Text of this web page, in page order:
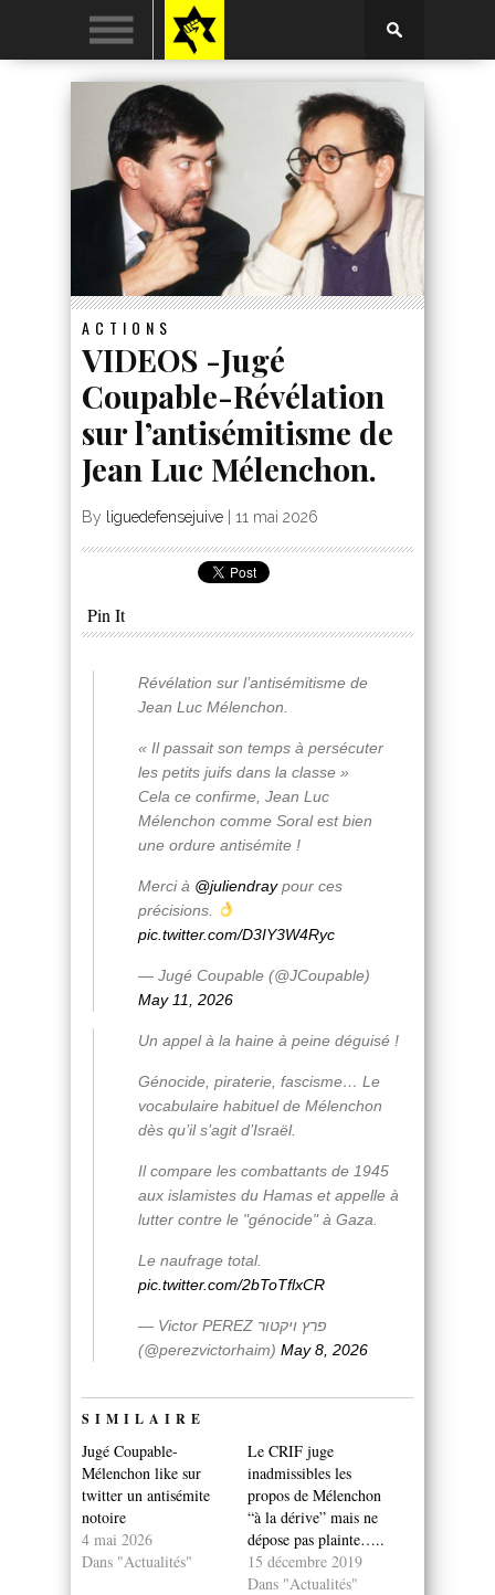
ACTIONS
VIDEOS -Jugé
Coupable-Révélation
sur l’antisémitisme de
Jean Luc Mélenchon.
By liguedefensejuive 11 mai 2026
Pin It
Révélation sur l’antisémitisme de
Jean Luc Mélenchon.
« Il passait son temps à persécuter
les petits juifs dans la classe »
Cela ce confirme, Jean Luc
Mélenchon comme Soral est bien
une ordure antisémite !
Merci à @juliendraypour ces
précisions.
pic.twitter.com/D3IY3W4Ryc
— Jugé Coupable (@JCoupable)
May 11, 2026
Un appel à la haine à peine déguisé !
Génocide, piraterie, fascisme… Le
vocabulaire habituel de Mélenchon
dès qu’il s’agit d’Israël.
Il compare les combattants de 1945
aux islamistes du Hamas et appelle à
lutter contre le "génocide" à Gaza.
Le naufrage total.
pic.twitter.com/2bToTflxCR
— Victor PEREZ פרץ ויקטור
(@perezvictorhaim) May 8, 2026
SIMILAIRE
Jugé Coupable-
Mélenchon like sur
twitter un antisémite
notoire
4 mai 2026
Dans "Actualités"
Le CRIF juge
inadmissibles les
propos de Mélenchon
“à la dérive” mais ne
dépose pas plainte…..
15 décembre 2019
Dans "Actualités"